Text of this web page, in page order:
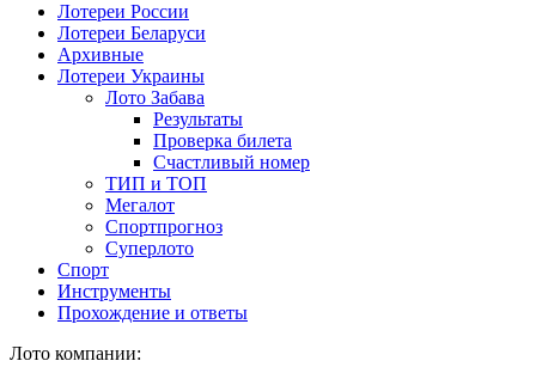
Лотереи России
Лотереи Беларуси
Архивные
Лотереи Украины
Лото Забава
Результаты
Проверка билета
Счастливый номер
ТИП и ТОП
Мегалот
Спортпрогноз
Суперлото
Спорт
Инструменты
Прохождение и ответы
Лото компании: